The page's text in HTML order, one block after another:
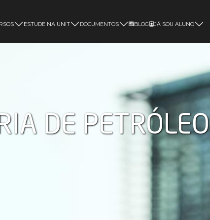
ESTUDE NA UNIT DOCUMENTOS BLOG JÁ SOU ALUNO
Magister
DE PETRÓLEO